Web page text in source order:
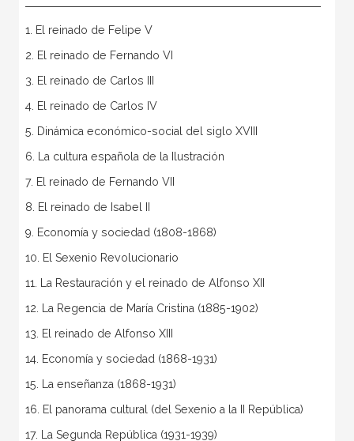
1. El reinado de Felipe V
2. El reinado de Fernando VI
3. El reinado de Carlos III
4. El reinado de Carlos IV
5. Dinámica económico-social del siglo XVIII
6. La cultura española de la Ilustración
7. El reinado de Fernando VII
8. El reinado de Isabel II
9. Economía y sociedad (1808-1868)
10. El Sexenio Revolucionario
11. La Restauración y el reinado de Alfonso XII
12. La Regencia de María Cristina (1885-1902)
13. El reinado de Alfonso XIII
14. Economía y sociedad (1868-1931)
15. La enseñanza (1868-1931)
16. El panorama cultural (del Sexenio a la II República)
17. La Segunda República (1931-1939)